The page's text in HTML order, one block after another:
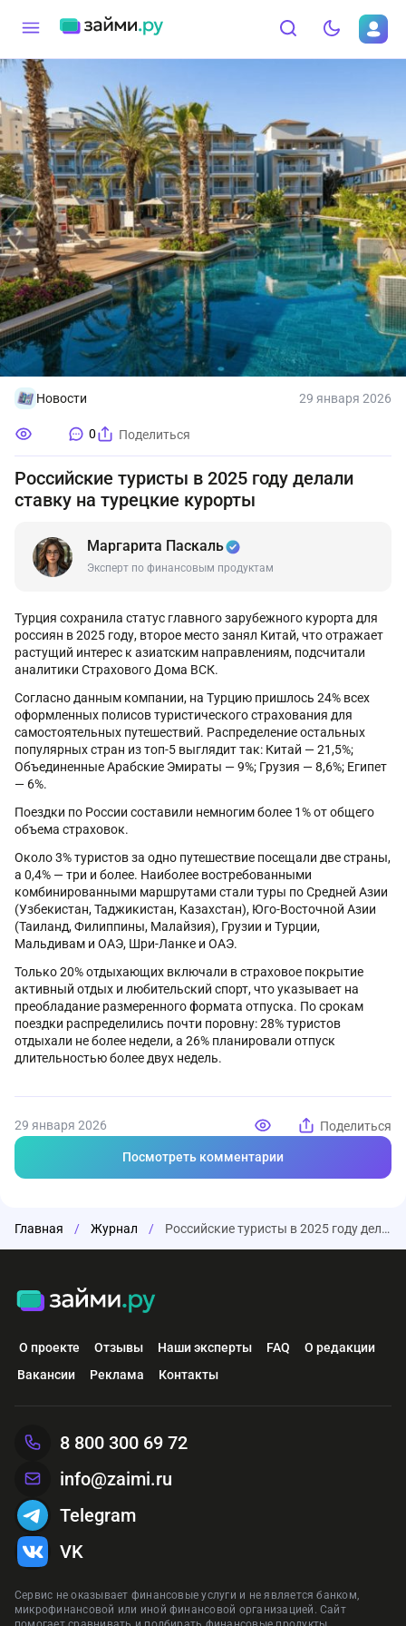
Новости 29 января 2026
0 Поделиться
Российские туристы в 2025 году делали
ставку на турецкие курорты
Маргарита Паскаль
Эксперт по финансовым продуктам
Турция сохранила статус главного зарубежного курорта для
россиян в 2025 году, второе место занял Китай, что отражает
растущий интерес к азиатским направлениям, подсчитали
аналитики Страхового Дома ВСК.
Согласно данным компании, на Турцию пришлось 24% всех
оформленных полисов туристического страхования для
самостоятельных путешествий. Распределение остальных
популярных стран из топ-5 выглядит так: Китай — 21,5%;
Объединенные Арабские Эмираты — 9%; Грузия — 8,6%; Египет
— 6%.
Поездки по России составили немногим более 1% от общего
объема страховок.
Около 3% туристов за одно путешествие посещали две страны,
а 0,4% — три и более. Наиболее востребованными
комбинированными маршрутами стали туры по Средней Азии
(Узбекистан, Таджикистан, Казахстан), Юго-Восточной Азии
(Таиланд, Филиппины, Малайзия), Грузии и Турции,
Мальдивам и ОАЭ, Шри-Ланке и ОАЭ.
Только 20% отдыхающих включали в страховое покрытие
активный отдых и любительский спорт, что указывает на
преобладание размеренного формата отпуска. По срокам
поездки распределились почти поровну: 28% туристов
отдыхали не более недели, а 26% планировали отпуск
длительностью более двух недель.
29 января 2026 Поделиться
Посмотреть комментарии
Главная / Журнал / Российские туристы в 2025 году делали ставку на турецкие курорты
О проекте Отзывы Наши эксперты FAQ
О редакции
Вакансии
Реклама Контакты
Сервис не оказывает финансовые услуги и не является банком,
микрофинансовой или иной финансовой организацией. Сайт
8 800 300 69 72
info@zaimi.ru
Telegram
VK